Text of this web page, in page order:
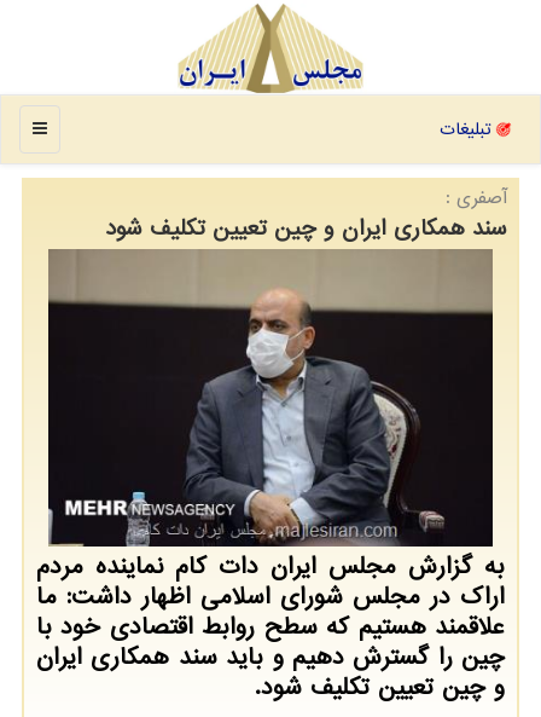
منو تبلیغات
آصفری :
سند همکاری ایران و چین تعیین تکلیف شود
به گزارش مجلس ایران دات کام نماینده مردم
اراک در مجلس شورای اسلامی اظهار داشت: ما
علاقمند هستیم که سطح روابط اقتصادی خود با
چین را گسترش دهیم و باید سند همکاری ایران
و چین تعیین تکلیف شود.